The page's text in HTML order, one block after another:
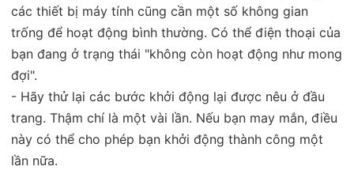
các thiết bị máy tính cũng cần một số không gian
trống để hoạt động bình thường. Có thể điện thoại của
bạn đang ở trạng thái "không còn hoạt động như mong
đợi".
- Hãy thử lại các bước khởi động lại được nêu ở đầu
trang. Thậm chí là một vài lần. Nếu bạn may mắn, điều
này có thể cho phép bạn khởi động thành công một
lần nữa.